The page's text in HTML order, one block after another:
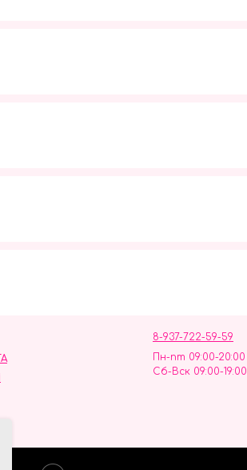
8-937-722-59-59
Пн-пт 09:00-20:00
Сб-Вск 09:00-19:00